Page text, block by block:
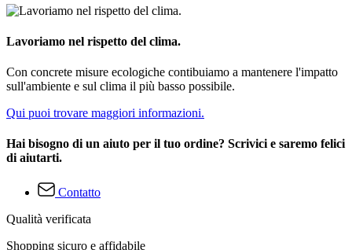
Lavoriamo nel rispetto del clima.
Con concrete misure ecologiche contibuiamo a mantenere l'impatto
sull'ambiente e sul clima il più basso possibile.
Qui puoi trovare maggiori informazioni.
Hai bisogno di un aiuto per il tuo ordine? Scrivici e saremo felici
di aiutarti.
Contatto
Qualità verificata
Shopping sicuro e affidabile